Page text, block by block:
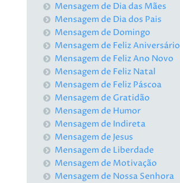
Mensagem de Dia das Mães
Mensagem de Dia dos Pais
Mensagem de Domingo
Mensagem de Feliz Aniversário
Mensagem de Feliz Ano Novo
Mensagem de Feliz Natal
Mensagem de Feliz Páscoa
Mensagem de Gratidão
Mensagem de Humor
Mensagem de Indireta
Mensagem de Jesus
Mensagem de Liberdade
Mensagem de Motivação
Mensagem de Nossa Senhora